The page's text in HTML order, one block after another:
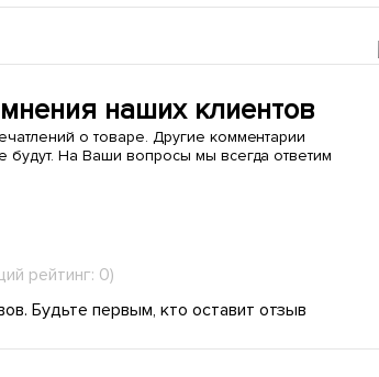
наших клиентов
о товаре. Другие комментарии
будут. На Ваши вопросы мы всегда ответим
рейтинг: 0)
Будьте первым, кто оставит отзыв